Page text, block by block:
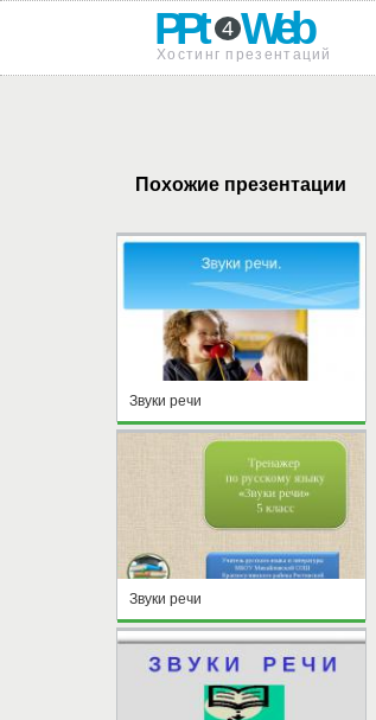
PPt 4 Web
Хостинг презентаций
Похожие презентации
Звуки речи
Звуки речи